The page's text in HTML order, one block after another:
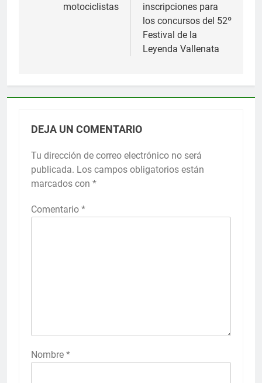
motociclistas
inscripciones para
los concursos del 52º
Festival de la
Leyenda Vallenata
DEJA UN COMENTARIO
Tu dirección de correo electrónico no será
publicada. Los campos obligatorios están
marcados con *
Comentario *
Nombre *